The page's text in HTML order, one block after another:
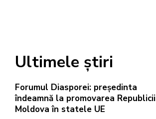
Ultimele știri
Forumul Diasporei: președinta
îndeamnă la promovarea Republicii
Moldova în statele UE